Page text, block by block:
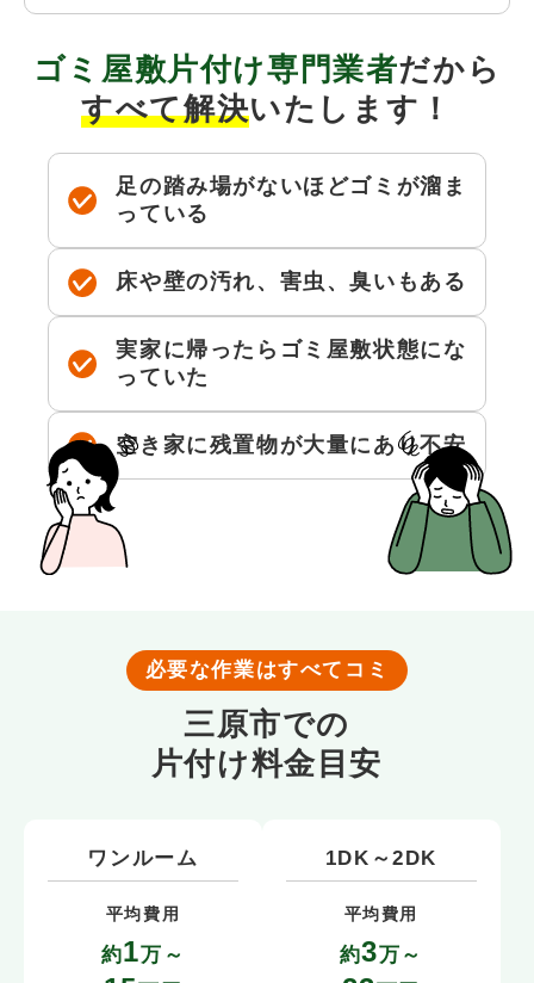
ゴミ屋敷片付け専門業者だから
すべて解決いたします！
足の踏み場がないほどゴミが溜ま
っている
床や壁の汚れ、害虫、臭いもある
実家に帰ったらゴミ屋敷状態にな
っていた
空き家に残置物が大量にあり不安
必要な作業はすべてコミ
三原市での
片付け料金目安
ワンルーム
平均費用
約1万～
1DK～2DK
平均費用
約3万～